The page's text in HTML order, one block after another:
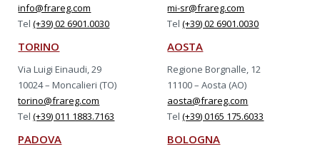
info@frareg.com
Tel(+39) 02 6901.0030
mi-sr@frareg.com
Tel(+39) 02 6901.0030
TORINO
Via Luigi Einaudi, 29
10024 – Moncalieri (TO)
torino@frareg.com
Tel(+39) 011 1883.7163
AOSTA
Regione Borgnalle, 12
11100 – Aosta (AO)
aosta@frareg.com
Tel(+39) 0165 175.6033
PADOVA BOLOGNA